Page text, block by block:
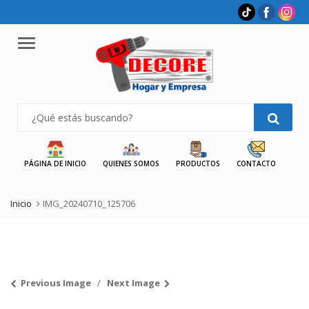
Menu
PÁGINA DE INICIO QUIENES SOMOS PRODUCTOS CONTACTO
Inicio IMG_20240710_125706
Previous Image Next Image